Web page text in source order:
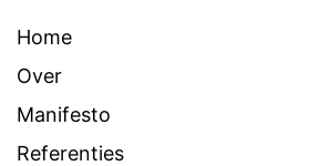
Home
Over
Manifesto
Referenties